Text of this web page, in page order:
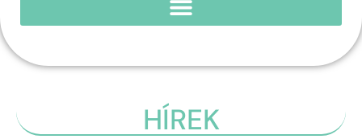
HÍREK